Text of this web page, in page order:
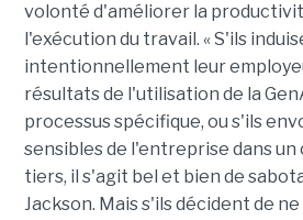
volonté d'améliorer la
l'exécution du travail. « S'ils
intentionnellement leur
résultats de l'utilisation de la
processus spécifique, ou s'ils
sensibles de l'entreprise dans un
tiers, il s'agit bel et bien de
Jackson. Mais s'ils décident de